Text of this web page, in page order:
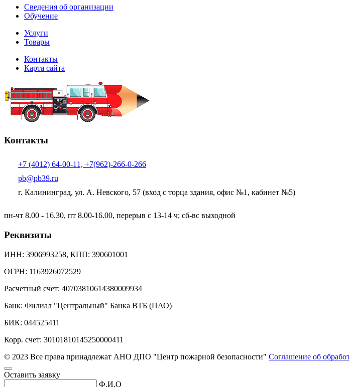
Сведения об организации
Обучение
Услуги
Товары
Контакты
Карта сайта
Контакты
+7 (4012) 64-00-11, +7(962)-266-0-266
pb@pb39.ru
г. Калининград, ул. А. Невского, 57 (вход с торца здания, офис №1, кабинет №5)
пн-чт 8.00 - 16.30, пт 8.00-16.00, перерыв с 13-14 ч; сб-вс выходной
Реквизиты
ИНН: 3906993258, КПП: 390601001
ОГРН: 1163926072529
Расчетный счет: 40703810614380009934
Банк: Филиал "Центральный" Банка ВТБ (ПАО)
БИК: 044525411
Корр. счет: 30101810145250000411
© 2023 Все права принадлежат АНО ДПО "Центр пожарной безопасности" Соглашение об
Оставить заявку
Ф.И.О